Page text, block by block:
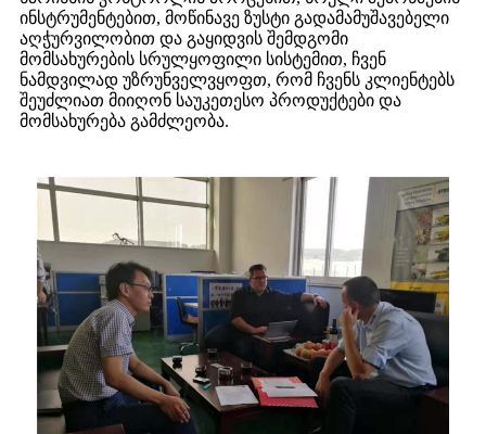
ინსტრუმენტებით, მოწინავე ზუსტი გადამამუშავებელი
აღჭურვილობით და გაყიდვის შემდგომი
მომსახურების სრულყოფილი სისტემით, ჩვენ
ნამდვილად უზრუნველვყოფთ, რომ ჩვენს კლიენტებს
შეუძლიათ მიიღონ საუკეთესო პროდუქტები და
მომსახურება გამძლეობა.